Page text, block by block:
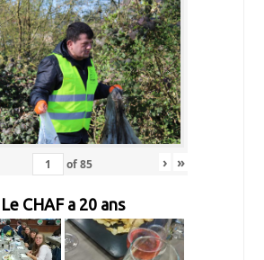
of85 › »
Le CHAF a 20 ans